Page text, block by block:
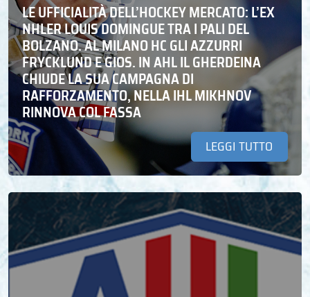
LE UFFICIALITÀ DELL’HOCKEY MERCATO: L’EX
NHLER LOUIS DOMINGUE TRA I PALI DEL
BOLZANO. AL MILANO HC GLI AZZURRI
FRYCKLUND E GIOS. IN AHL IL GHERDEINA
CHIUDE LA SUA CAMPAGNA DI
RAFFORZAMENTO, NELLA IHL MIKHNOV
RINNOVA COL FASSA
LEGGI TUTTO